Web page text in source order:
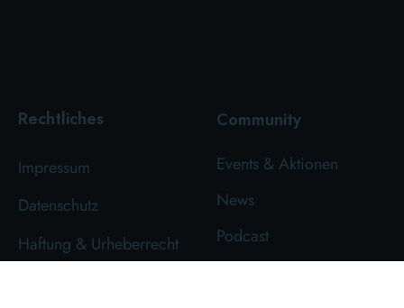
Rechtliches
Impressum
Datenschutz
Haftung & Urheberrecht
Community
News
Events & Aktionen
Podcast